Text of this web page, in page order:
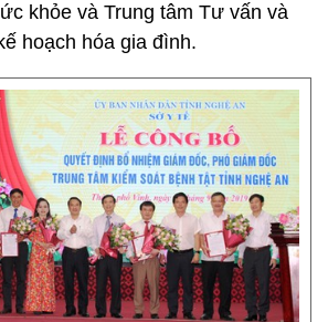
khỏe và Trung tâm Tư vấn và
hoạch hóa gia đình.